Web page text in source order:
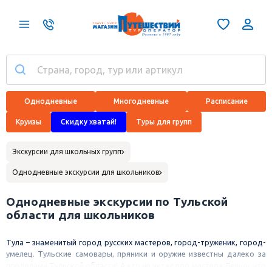
Однодневные Многодневные Расписание
Круизы Скидку хватай! Туры для групп
Экскурсии для школьных групп
Однодневные экскурсии для школьников
Однодневные экскурсии по Тульской
области для школьников
Тула – знаменитый город русских мастеров, город-труженик, город-
умелец. Тульские самовары, пряники и оружие известны далеко за
пределами Тульской области! А кто не читал про мастера Левшу, что